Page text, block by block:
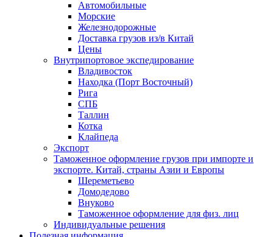
Автомобильные
Морские
Железнодорожные
Доставка грузов из/в Китай
Цены
Внутрипортовое экспедирование
Владивосток
Находка (Порт Восточный)
Рига
СПБ
Таллин
Котка
Клайпеда
Экспорт
Таможенное оформление грузов при импорте и
экспорте. Китай, страны Азии и Европы
Шереметьево
Домодедово
Внуково
Таможенное оформление для физ. лиц
Индивидуальные решения